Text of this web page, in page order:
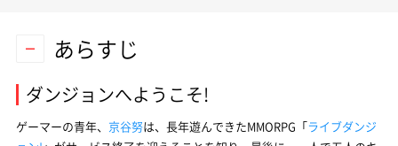
あらすじ
ダンジョンへようこそ!
ゲーマーの青年、 京谷努は、長年遊んできたMMORPG「ライブダンジ